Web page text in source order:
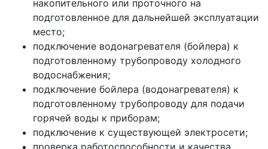
накопительного или проточного на
подготовленное для дальнейшей эксплуатации
место;
подключение водонагревателя (бойлера) к
подготовленному трубопроводу холодного
водоснабжения;
подключение бойлера (водонагревателя) к
подготовленному трубопроводу для подачи
горячей воды к приборам;
подключение к существующей электросети;
проверка работоспособности и качества